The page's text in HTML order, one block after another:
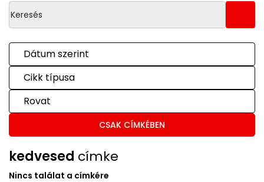
Dátum szerint
Cikk típusa
Rovat
CSAK CÍMKÉBEN
kedvesed címke
Nincs találat a címkére